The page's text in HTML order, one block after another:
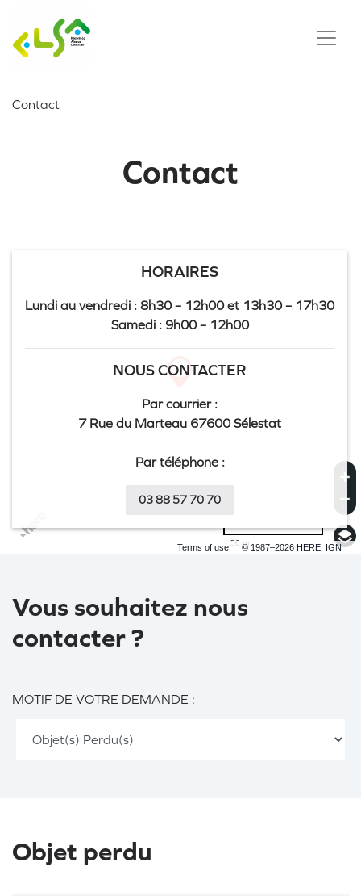
Contact
Contact
Terms of use © 1987–2026 HERE, IGN
50 m
HORAIRES
Lundi au vendredi : 8h30 – 12h00 et 13h30 – 17h30
Samedi : 9h00 – 12h00
NOUS CONTACTER
Par courrier :
7 Rue du Marteau 67600 Sélestat
Par téléphone :
03 88 57 70 70
Vous souhaitez nous
contacter ?
MOTIF DE VOTRE DEMANDE :
Objet perdu